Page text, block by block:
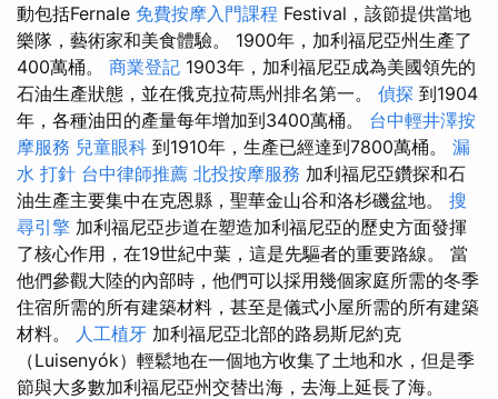
動包括Fernale 免費按摩入門課程 Festival，該節提供當地
樂隊，藝術家和美食體驗。 1900年，加利福尼亞州生產了
400萬桶。 商業登記 1903年，加利福尼亞成為美國領先的
石油生產狀態，並在俄克拉荷馬州排名第一。 偵探 到1904
年，各種油田的產量每年增加到3400萬桶。 台中輕井澤按
摩服務 兒童眼科 到1910年，生產已經達到7800萬桶。 漏
水 打針 台中律師推薦 北投按摩服務 加利福尼亞鑽探和石
油生產主要集中在克恩縣，聖華金山谷和洛杉磯盆地。 搜
尋引擎 加利福尼亞步道在塑造加利福尼亞的歷史方面發揮
了核心作用，在19世紀中葉，這是先驅者的重要路線。 當
他們參觀大陸的內部時，他們可以採用幾個家庭所需的冬季
住宿所需的所有建築材料，甚至是儀式小屋所需的所有建築
材料。 人工植牙 加利福尼亞北部的路易斯尼約克
（Luisenyók）輕鬆地在一個地方收集了土地和水，但是季
節與大多數加利福尼亞州交替出海，去海上延長了海。